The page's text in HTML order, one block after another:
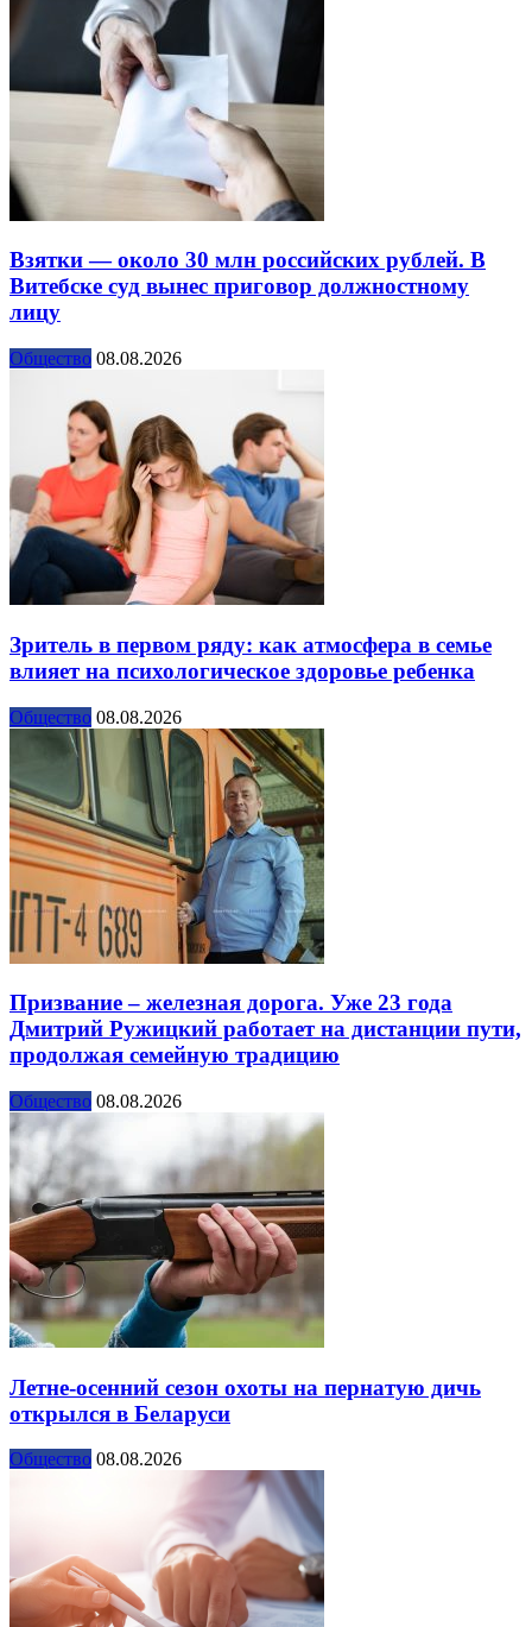
Взятки — около 30 млн российских рублей. В
Витебске суд вынес приговор должностному
лицу
Общество 08.08.2026
Зритель в первом ряду: как атмосфера в семье
влияет на психологическое здоровье ребенка
Общество 08.08.2026
Призвание – железная дорога. Уже 23 года
Дмитрий Ружицкий работает на дистанции пути,
продолжая семейную традицию
Общество 08.08.2026
Летне-осенний сезон охоты на пернатую дичь
открылся в Беларуси
Общество 08.08.2026